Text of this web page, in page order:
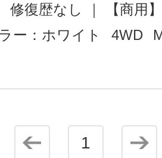
修復歴なし ｜ 【商用
ー：ホワイト 4WD
1